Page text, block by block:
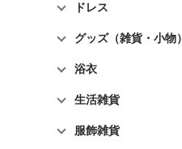
ドレス
グッズ（雑貨・小物）
浴衣
生活雑貨
服飾雑貨